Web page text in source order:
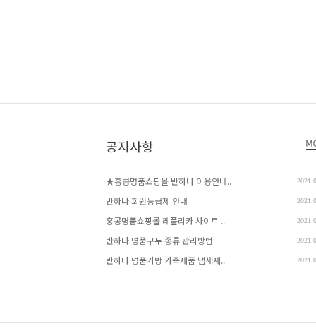
공지사항
★홍콩명품쇼핑몰 반하나 이용안내..
반하나 회원등급제 안내
홍콩명품쇼핑몰 레플리카 사이트 ..
반하나 명품구두 종류 관리방법
반하나 명품가방 가죽제품 냄새제..